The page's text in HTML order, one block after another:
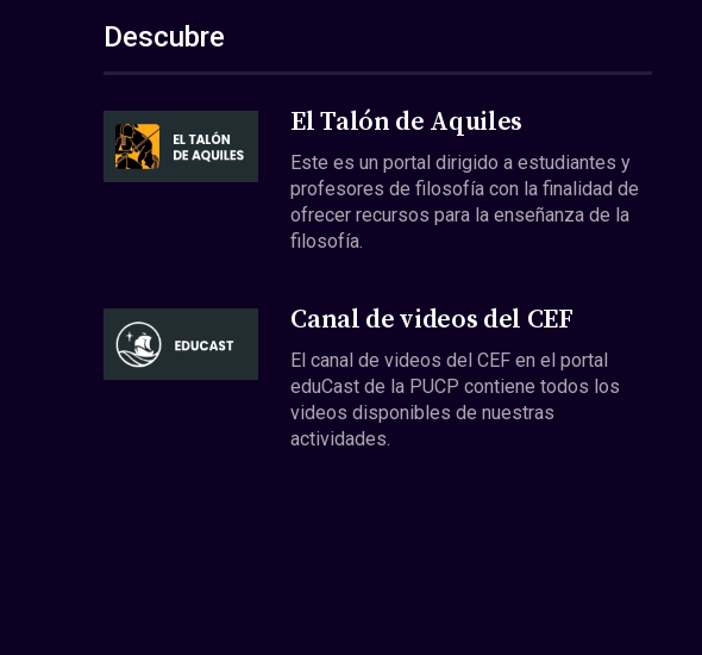
Descubre
El Talón de Aquiles
Este es un portal dirigido a estudiantes y
profesores de filosofía con la finalidad de
ofrecer recursos para la enseñanza de la
filosofía.
Canal de videos del CEF
El canal de videos del CEF en el portal
eduCast de la PUCP contiene todos los
videos disponibles de nuestras
actividades.